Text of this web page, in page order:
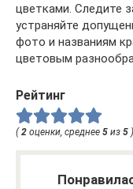
цветками. Следите
устраняйте
фото и названиям
цветовым
Рейтинг
( 2 оценки, среднее 5 из 5 )